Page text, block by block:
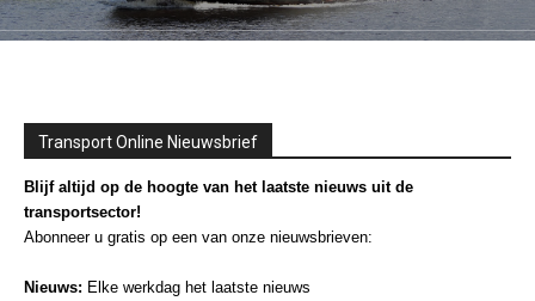
Transport Online Nieuwsbrief
Blijf altijd op de hoogte van het laatste nieuws uit de
transportsector!
Abonneer u gratis op een van onze nieuwsbrieven:
Nieuws: Elke werkdag het laatste nieuws